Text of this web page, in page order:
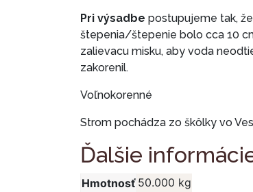
Pri výsadbe postupujeme tak,
štepenia/štepenie bolo cca 10
zalievacu misku, aby voda
zakorenil.
Voľnokorenné
Strom pochádza zo škôlky vo
Ďalšie
Hmotnosť 50.000 kg